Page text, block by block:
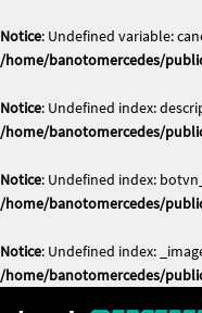
Notice: Undefined variable:
/home/banotomercedes/
Notice: Undefined index:
/home/banotomercedes/
Notice: Undefined index:
/home/banotomercedes/
Notice: Undefined index:
/home/banotomercedes/